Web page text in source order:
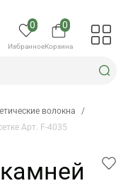
0
Избранное
0
Корзина
волокна
/
Арт. F-4035